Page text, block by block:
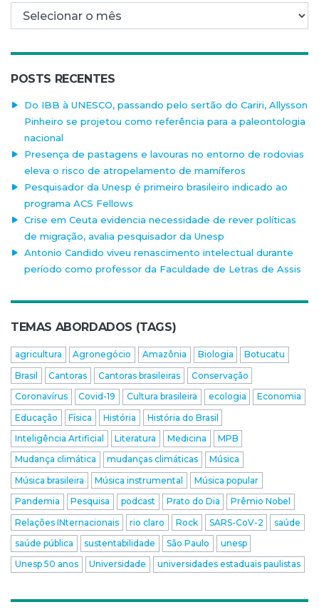
Arquivo mensal
POSTS RECENTES
Do IBB à UNESCO, passando pelo sertão do Cariri, Allysson
Pinheiro se projetou como referência para a paleontologia
nacional
Presença de pastagens e lavouras no entorno de rodovias
eleva o risco de atropelamento de mamíferos
Pesquisador da Unesp é primeiro brasileiro indicado ao
programa ACS Fellows
Crise em Ceuta evidencia necessidade de rever políticas
de migração, avalia pesquisador da Unesp
Antonio Candido viveu renascimento intelectual durante
período como professor da Faculdade de Letras de Assis
TEMAS ABORDADOS (TAGS)
agricultura Agronegócio Amazônia Biologia
Botucatu
Brasil
Cantoras Cantoras brasileiras
Conservação
Coronavírus
Covid-19 Cultura brasileira ecologia
Economia
Educação
Física História
História do Brasil
Inteligência Artificial
Literatura Medicina
MPB
Mudança climática
mudanças climáticas
Música
Música brasileira
Música instrumental
Música popular
Pandemia
Pesquisa podcast Prato do Dia
Prêmio Nobel
Relações INternacionais
rio claro Rock SARS-CoV-2
saúde
saúde pública
sustentabilidade São Paulo
unesp
Unesp 50 anos
Universidade universidades estaduais paulistas